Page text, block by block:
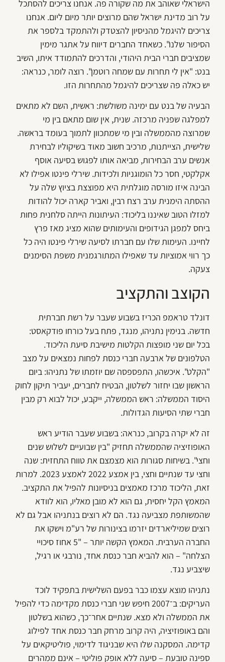
הישראלי שאוהב את מה שקורה פה. אנחנו צריכים להסתכל
על רוב מדינת ישראל שהם מרוצים יותר מיום ליום. אנחנו
צריכים להיגמל מהניסיון להצטדק ולהתמקד בלספר את
הסיפור שלנו". כשאחד החברים דיווח על אתגר מימין
שמציבים חברי הבית היהודי, והדרכים להתמודד איתו, השיב
בנט: "אין לי תחרות עם שמחה רוטמן". רוצה לומר, כנראה:
יש כאלה פה שצריכים להיגמל מהתחרות הזו.
הבעיה של בנט עם ימינה משולשת: ראשית, השם לא מתאים
למפלגה שפניה מרכזה. שנית, אין שום מתאם בין מי
שמרוצה מהממשלה ובין מי שמתכוון לתמוך בעומד בראשה.
שלישית, הצייתנות, מרכיב חשוב מאוד בשיקוליו לבחירת
אנשים ערב הבחירות, מביאה אותו לפגוש בסיעה אוסף
אקלקטי, חסר כל הומוגניות ולכידות. שירלי פינטו אפילו לא
הבינה איזו מורסה מוגלתית היא מפוצצת בציוץ שלה על
ההסתה הימנית ערב רצח רבין, ואביר קארה יכול להודות
למזלו הטוב שאיננו בליכוד: העיתונות הייתה סלחנית פחות
ביחס למפגן הגידופים והעימותים שהוא מציג מאז פרץ
לחיינו. העימות שלו עם חברתו לסיעה שירלי פינטו היה כל
כך רווי אמוציות עד שאפילו המתורגמנית משפת הסימנים
צעקה.
הקוצב והתקציב
דונלד טראמפ הכריז בשבוע שעבר על רשת חברתית
חדשה. בנימין נתניהו, מנגד, פתח בעל כורחו פודקאסט:
בכל יום שני מופצות הקלטות מישיבת סיעת הליכוד.
הטלפונים של ארבעה חברי כנסת לפחות נמצאים על מצב
"הקלט". איכשהו, התפספסה שם יוזמתו של נתניהו: ביום
הראשון שבו יחזור לשלטון, הבטיח לחברים, יעביר תיקון לחוק
היסוד הממשלה: ראש הממשלה, ייקבע, יכול לבוא רק מבין
חברי שתי הסיעות הגדולות.
זה לא יקרה בקרוב, כנראה: בשבוע שעבר הודיע ראש
האופוזיציה שהממשלה תחזיק "בין שבועיים לשלוש שנים
וחצי". בשיחות סגורות הוא מצמצם את טווח התחזית: שנה
וחצי עד שנתיים וחצי, בין אמצע 2022 לאמצע 2023. למרות
זאת, הליכוד מרכז מאמצים בניסיונות להפיל את התקציב.
המאמץ הקל יחסית, גם הוא לא מובן מאליו, הוא לוודא
שהמשותפת מצביעה נגד. הם לא רוצים בנתניהו אבל גם לא
רוצים שמיליארדים יזרמו בצינורות של רע"מ וישקו את
החברה הערבית. המאמץ הקשה יותר – "5 אחוז סיכויי
הצלחה" – הוא להביא חבר כנסת אחד, נורבגי או רגיל,
שיצביע נגד.
נתניהו מוצא עצמו כבר בפעם השלישית בתפקיד לוכד
העריקים: ב־2007 חיפש שני חברי כנסת מקדימה כדי להפיל
את הממשלה ולא מצא. שנתיים אחר־כך, כשהוא בשלטון
והם באופוזיציה, היה קרוב מרחק חבר כנסת אחד לפילוג
קדימה. המסקנה שלו היא שבניגוד לדימוי, פוליטיקאים על
ספינה טובעת – סיעה ללא אופק פוליטי – אינם ממהרים